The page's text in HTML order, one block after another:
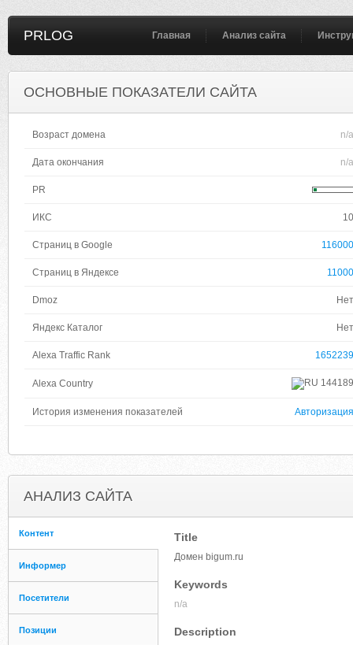
PRLOG Главная Анализ сайта
ОСНОВНЫЕ ПОКАЗАТЕЛИ САЙТА
Возраст домена n/a
Дата окончания n/a
PR
ИКС 10
Страниц в Google 116000
Страниц в Яндексе 11000
Dmoz Нет
Яндекс Каталог Нет
Alexa Traffic Rank 1652239
Alexa Country 144189
История изменения показателей Авторизация
АНАЛИЗ САЙТА
Контент
Информер
Посетители
Позиции
Title
Домен bigum.ru
Keywords
n/a
Description